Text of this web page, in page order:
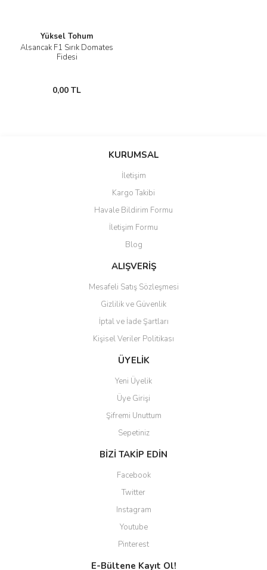
Yüksel Tohum
Alsancak F1 Sırık Domates
Fidesi
0,00 TL
KURUMSAL
İletişim
Kargo Takibi
Havale Bildirim Formu
İletişim Formu
Blog
ALIŞVERİŞ
Mesafeli Satış Sözleşmesi
Gizlilik ve Güvenlik
İptal ve İade Şartları
Kişisel Veriler Politikası
ÜYELİK
Yeni Üyelik
Üye Girişi
Şifremi Unuttum
Sepetiniz
BİZİ TAKİP EDİN
Facebook
Twitter
Instagram
Youtube
Pinterest
E-Bültene Kayıt Ol!